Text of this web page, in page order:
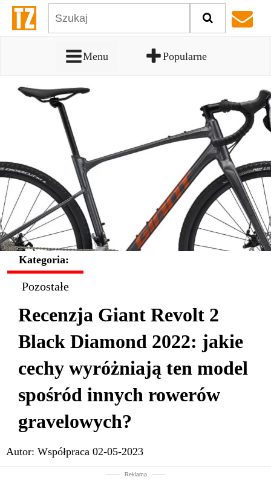
Menu Popularne
Kategoria:
Pozostałe
Recenzja Giant Revolt 2
Black Diamond 2022: jakie
cechy wyróżniają ten model
spośród innych rowerów
gravelowych?
Autor: Współpraca 02-05-2023
Reklama